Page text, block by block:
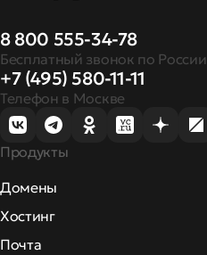
8 800 555-34-78
Бесплатный звонок по России
+7 (495) 580-11-11
Телефон в Москве
Продукты
Домены
Хостинг
Почта